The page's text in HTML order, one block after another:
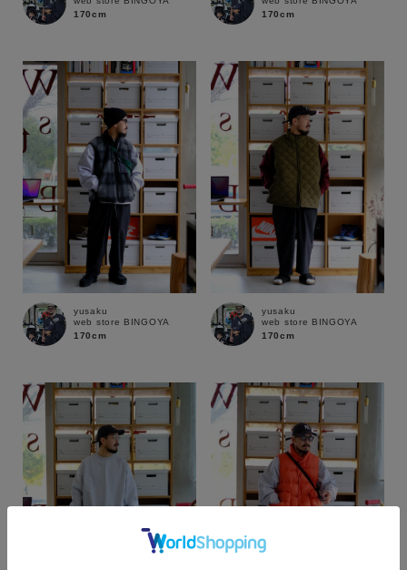
170cm
170cm
yusaku
web store BINGOYA
170cm
yusaku
web store BINGOYA
170cm